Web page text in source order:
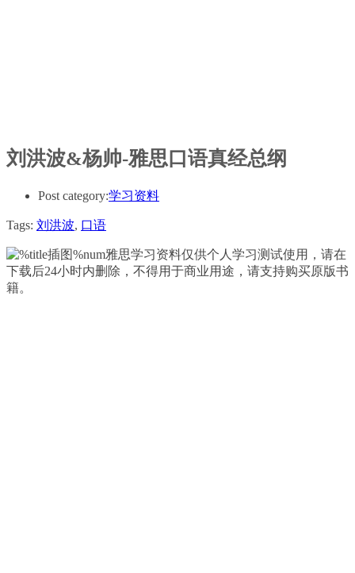
刘洪波&杨帅-雅思口语真经总纲
Post category:学习资料
Tags: 刘洪波, 口语
雅思学习资料仅供个人学习测试使用，请在
下载后24小时内删除，不得用于商业用途，请支持购买原版书
籍。